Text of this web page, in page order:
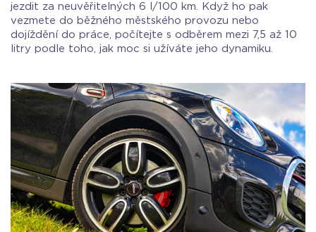
jezdit za neuvěřitelných 6 l/100 km. Když ho pak
vezmete do běžného městského provozu nebo
dojíždění do práce, počítejte s odběrem mezi 7,5 až 10
litry podle toho, jak moc si užíváte jeho dynamiku.